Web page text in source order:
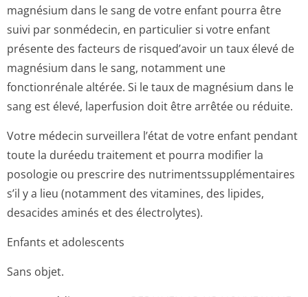
magnésium dans le sang de votre enfant pourra être
suivi par sonmédecin, en particulier si votre enfant
présente des facteurs de risqued’avoir un taux élevé de
magnésium dans le sang, notamment une
fonctionrénale altérée. Si le taux de magnésium dans le
sang est élevé, laperfusion doit être arrêtée ou réduite.
Votre médecin surveillera l’état de votre enfant pendant
toute la duréedu traitement et pourra modifier la
posologie ou prescrire des nutrimentssup­plémentaires
s’il y a lieu (notamment des vitamines, des lipides,
desacides aminés et des électrolytes).
Enfants et adolescents
Sans objet.